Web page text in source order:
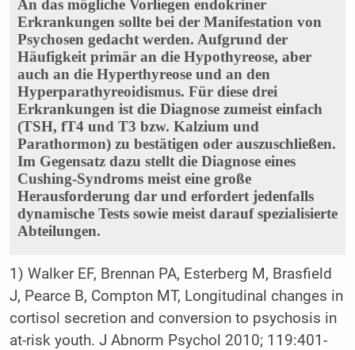
An das mögliche Vorliegen endokriner
Erkrankungen sollte bei der Manifestation von
Psychosen gedacht werden. Aufgrund der
Häufigkeit primär an die Hypothyreose, aber
auch an die Hyperthyreose und an den
Hyperparathyreoidismus. Für diese drei
Erkrankungen ist die Diagnose zumeist einfach
(TSH, fT4 und T3 bzw. Kalzium und
Parathormon) zu bestätigen oder auszuschließen.
Im Gegensatz dazu stellt die Diagnose eines
Cushing-Syndroms meist eine große
Herausforderung dar und erfordert jedenfalls
dynamische Tests sowie meist darauf spezialisierte
Abteilungen.
1) Walker EF, Brennan PA, Esterberg M, Brasfield
J, Pearce B, Compton MT, Longitudinal changes in
cortisol secretion and conversion to psychosis in
at-risk youth. J Abnorm Psychol 2010; 119:401-